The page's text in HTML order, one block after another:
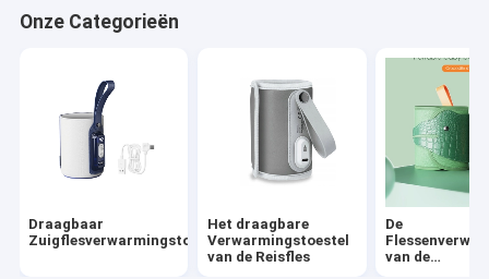
Babylepel en vork
Nacht en dag fopspeen
Onze Categorieën
Draagbaar
Zuigflesverwarmingstoestel
Het draagbare
Verwarmingstoestel
van de Reisfles
De
van de